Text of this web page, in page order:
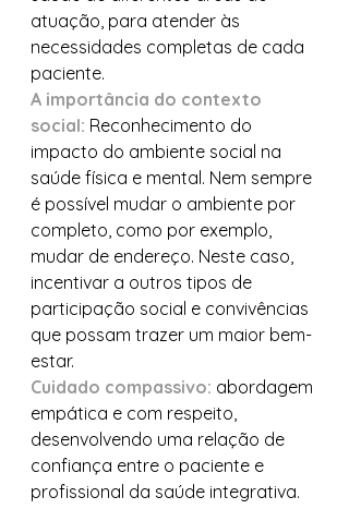
atuação, para atender às
necessidades completas de cada
paciente.
A importância do contexto
social: Reconhecimento do
impacto do ambiente social na
saúde física e mental. Nem sempre
é possível mudar o ambiente por
completo, como por exemplo,
mudar de endereço. Neste caso,
incentivar a outros tipos de
participação social e convivências
que possam trazer um maior bem-
estar.
Cuidado compassivo: abordagem
empática e com respeito,
desenvolvendo uma relação de
confiança entre o paciente e
profissional da saúde integrativa.